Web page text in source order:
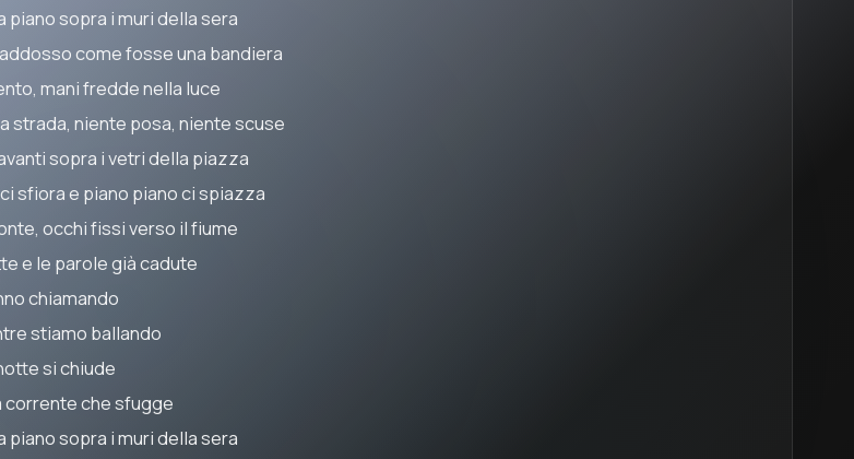
piano sopra i muri della sera
come fosse una bandiera
mani fredde nella luce
strada, niente posa, niente scuse
sopra i vetri della piazza
sfiora e piano piano ci spiazza
occhi fissi verso il fiume
e le parole già cadute
chiamando
stiamo ballando
si chiude
corrente che sfugge
piano sopra i muri della sera